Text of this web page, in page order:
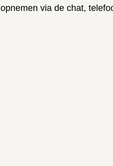
opnemen via de chat,